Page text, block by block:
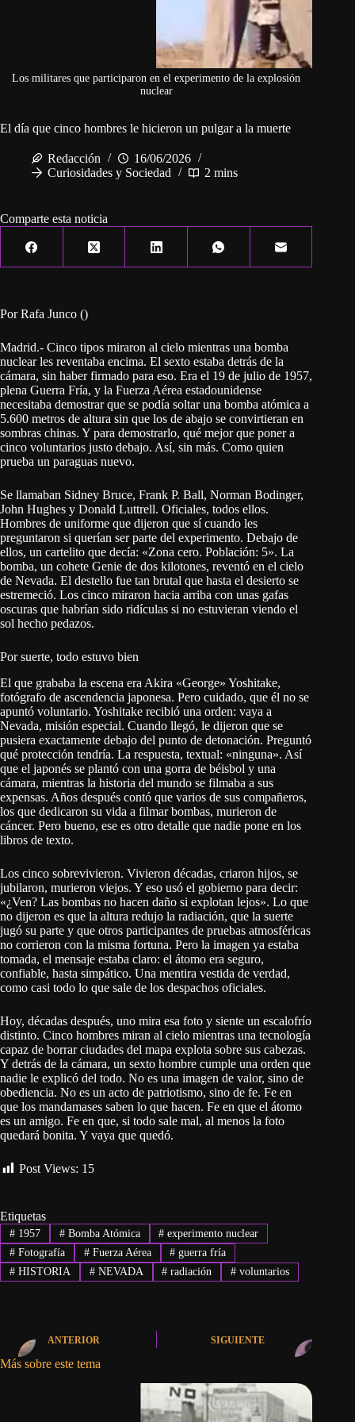
Los militares que participaron en el experimento de la explosión
nuclear
El día que cinco hombres le hicieron un pulgar a la muerte
Redacción
16/06/2026
Curiosidades y Sociedad
2 mins
Comparte esta noticia
Por Rafa Junco ()
Madrid.- Cinco tipos miraron al cielo mientras una bomba
nuclear les reventaba encima. El sexto estaba detrás de la
cámara, sin haber firmado para eso. Era el 19 de julio de 1957,
plena Guerra Fría, y la Fuerza Aérea estadounidense
necesitaba demostrar que se podía soltar una bomba atómica a
5.600 metros de altura sin que los de abajo se convirtieran en
sombras chinas. Y para demostrarlo, qué mejor que poner a
cinco voluntarios justo debajo. Así, sin más. Como quien
prueba un paraguas nuevo.
Se llamaban Sidney Bruce, Frank P. Ball, Norman Bodinger,
John Hughes y Donald Luttrell. Oficiales, todos ellos.
Hombres de uniforme que dijeron que sí cuando les
preguntaron si querían ser parte del experimento. Debajo de
ellos, un cartelito que decía: «Zona cero. Población: 5». La
bomba, un cohete Genie de dos kilotones, reventó en el cielo
de Nevada. El destello fue tan brutal que hasta el desierto se
estremeció. Los cinco miraron hacia arriba con unas gafas
oscuras que habrían sido ridículas si no estuvieran viendo el
sol hecho pedazos.
Por suerte, todo estuvo bien
El que grababa la escena era Akira «George» Yoshitake,
fotógrafo de ascendencia japonesa. Pero cuidado, que él no se
apuntó voluntario. Yoshitake recibió una orden: vaya a
Nevada, misión especial. Cuando llegó, le dijeron que se
pusiera exactamente debajo del punto de detonación. Preguntó
qué protección tendría. La respuesta, textual: «ninguna». Así
que el japonés se plantó con una gorra de béisbol y una
cámara, mientras la historia del mundo se filmaba a sus
expensas. Años después contó que varios de sus compañeros,
los que dedicaron su vida a filmar bombas, murieron de
cáncer. Pero bueno, ese es otro detalle que nadie pone en los
libros de texto.
Los cinco sobrevivieron. Vivieron décadas, criaron hijos, se
jubilaron, murieron viejos. Y eso usó el gobierno para decir:
«¿Ven? Las bombas no hacen daño si explotan lejos». Lo que
no dijeron es que la altura redujo la radiación, que la suerte
jugó su parte y que otros participantes de pruebas atmosféricas
no corrieron con la misma fortuna. Pero la imagen ya estaba
tomada, el mensaje estaba claro: el átomo era seguro,
confiable, hasta simpático. Una mentira vestida de verdad,
como casi todo lo que sale de los despachos oficiales.
Hoy, décadas después, uno mira esa foto y siente un escalofrío
distinto. Cinco hombres miran al cielo mientras una tecnología
capaz de borrar ciudades del mapa explota sobre sus cabezas.
Y detrás de la cámara, un sexto hombre cumple una orden que
nadie le explicó del todo. No es una imagen de valor, sino de
obediencia. No es un acto de patriotismo, sino de fe. Fe en
que los mandamases saben lo que hacen. Fe en que el átomo
es un amigo. Fe en que, si todo sale mal, al menos la foto
quedará bonita. Y vaya que quedó.
Post Views: 15
Etiquetas
#1957 #Bomba Atómica # experimento nuclear
#Fotografía #Fuerza Aérea # guerra fría
#HISTORIA #NEVADA # radiación # voluntarios
ANTERIOR SIGUIENTE
Más sobre este tema